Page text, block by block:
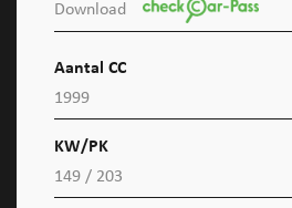
Download
Aantal CC
1999
KW/PK
149 / 203